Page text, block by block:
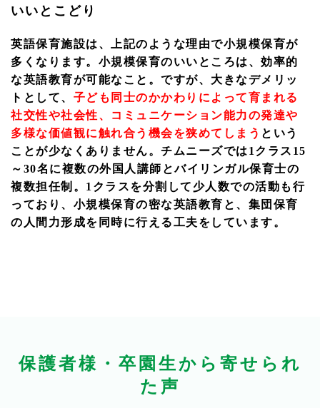
いいとこどり
英語保育施設は、上記のような理由で小規模保育が
多くなります。小規模保育のいいところは、効率的
な英語教育が可能なこと。ですが、大きなデメリッ
トとして、 子ども同士のかかわりによって育まれる
社交性や社会性、コミュニケーション能力の発達や
多様な価値観に触れ合う機会を狭めてしまう という
ことが少なくありません。チムニーズでは1クラス15
～30名に複数の外国人講師とバイリンガル保育士の
複数担任制。1クラスを分割して少人数での活動も行
っており、小規模保育の密な英語教育と、集団保育
の人間力形成を同時に行える工夫をしています。
保護者様・卒園生から寄せられ
た声